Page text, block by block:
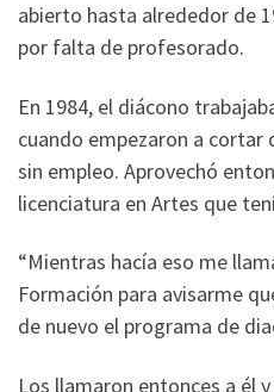
abierto hasta alrededor de
por falta de profesorado.
En 1984, el diácono
cuando empezaron a
sin empleo. Aprovechó
licenciatura en Artes que
“Mientras hacía eso me
Formación para avisarme
de nuevo el programa de
Los llamaron entonces a él